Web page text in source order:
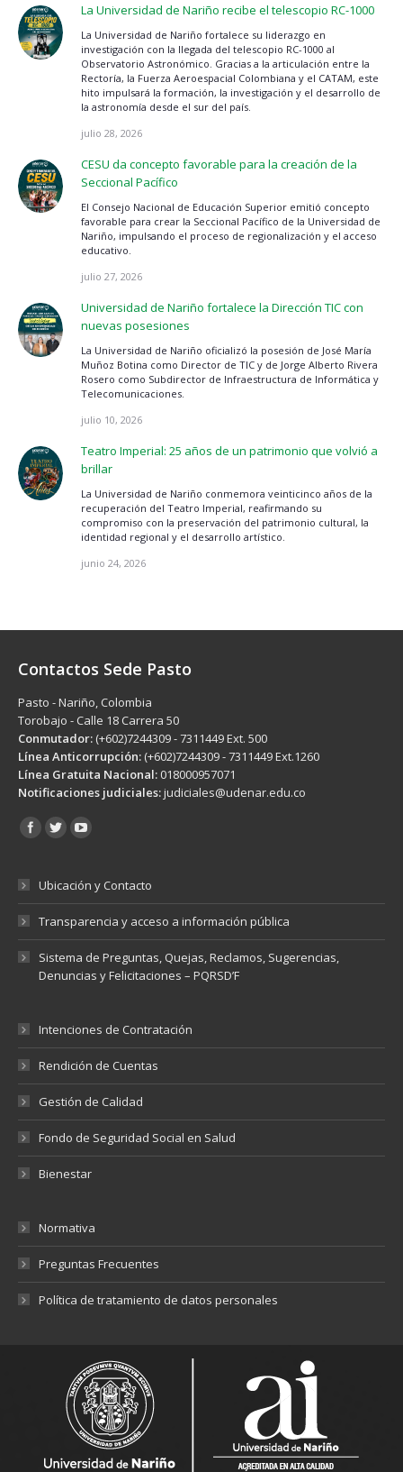
La Universidad de Nariño recibe el telescopio RC-1000
La Universidad de Nariño fortalece su liderazgo en
investigación con la llegada del telescopio RC-1000 al
Observatorio Astronómico. Gracias a la articulación entre la
Rectoría, la Fuerza Aeroespacial Colombiana y el CATAM, este
hito impulsará la formación, la investigación y el desarrollo de
la astronomía desde el sur del país.
julio 28, 2026
CESU da concepto favorable para la creación de la
Seccional Pacífico
El Consejo Nacional de Educación Superior emitió concepto
favorable para crear la Seccional Pacífico de la Universidad de
Nariño, impulsando el proceso de regionalización y el acceso
educativo.
julio 27, 2026
Universidad de Nariño fortalece la Dirección TIC con
nuevas posesiones
La Universidad de Nariño oficializó la posesión de José María
Muñoz Botina como Director de TIC y de Jorge Alberto Rivera
Rosero como Subdirector de Infraestructura de Informática y
Telecomunicaciones.
julio 10, 2026
Teatro Imperial: 25 años de un patrimonio que volvió a
brillar
La Universidad de Nariño conmemora veinticinco años de la
recuperación del Teatro Imperial, reafirmando su
compromiso con la preservación del patrimonio cultural, la
identidad regional y el desarrollo artístico.
junio 24, 2026
Contactos Sede Pasto
Pasto - Nariño, Colombia
Torobajo - Calle 18 Carrera 50
Conmutador: (+602)7244309 - 7311449 Ext. 500
Línea Anticorrupción: (+602)7244309 - 7311449 Ext.1260
Línea Gratuita Nacional: 018000957071
Notificaciones judiciales:judiciales@udenar.edu.co
Encuéntranos en:
Ubicación y Contacto
Transparencia y acceso a información pública
Sistema de Preguntas, Quejas, Reclamos, Sugerencias,
Denuncias y Felicitaciones – PQRSD’F
Intenciones de Contratación
Rendición de Cuentas
Gestión de Calidad
Fondo de Seguridad Social en Salud
Bienestar
Normativa
Preguntas Frecuentes
Política de tratamiento de datos personales